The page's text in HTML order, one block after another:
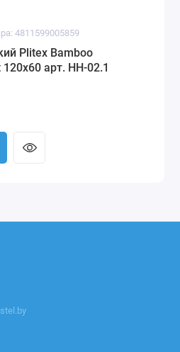
4811599005859
Plitex Bamboo
арт. НН-02.1